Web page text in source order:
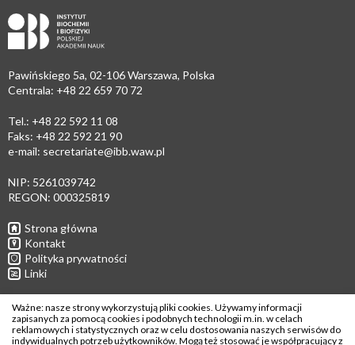
Pawińskiego 5a, 02-106 Warszawa, Polska
Centrala: +48 22 659 70 72
Tel.: +48 22 592 11 08
Faks: +48 22 592 21 90
e-mail: secretariate@ibb.waw.pl
NIP: 5261039742
REGON: 000325819
Strona główna
Kontakt
Polityka prywatności
Linki
Follow us
Ważne: nasze strony wykorzystują pliki cookies. Używamy informacji
zapisanych za pomocą cookies i podobnych technologii m.in. w celach
reklamowych i statystycznych oraz w celu dostosowania naszych serwisów do
indywidualnych potrzeb użytkowników. Mogą też stosować je współpracujący z